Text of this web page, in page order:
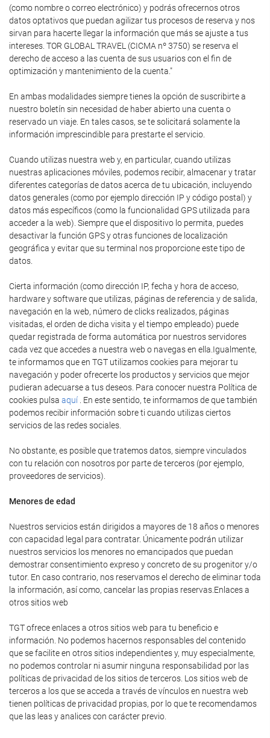
(como nombre o correo electrónico) y podrás ofrecernos otros
datos optativos que puedan agilizar tus procesos de reserva y nos
sirvan para hacerte llegar la información que más se ajuste a tus
intereses. TOR GLOBAL TRAVEL (CICMA nº 3750) se reserva el
derecho de acceso a las cuenta de sus usuarios con el fin de
optimización y mantenimiento de la cuenta."
En ambas modalidades siempre tienes la opción de suscribirte a
nuestro boletín sin necesidad de haber abierto una cuenta o
reservado un viaje. En tales casos, se te solicitará solamente la
información imprescindible para prestarte el servicio.
Cuando utilizas nuestra web y, en particular, cuando utilizas
nuestras aplicaciones móviles, podemos recibir, almacenar y tratar
diferentes categorías de datos acerca de tu ubicación, incluyendo
datos generales (como por ejemplo dirección IP y código postal) y
datos más específicos (como la funcionalidad GPS utilizada para
acceder a la web). Siempre que el dispositivo lo permita, puedes
desactivar la función GPS y otras funciones de localización
geográfica y evitar que su terminal nos proporcione este tipo de
datos.
Cierta información (como dirección IP, fecha y hora de acceso,
hardware y software que utilizas, páginas de referencia y de salida,
navegación en la web, número de clicks realizados, páginas
visitadas, el orden de dicha visita y el tiempo empleado) puede
quedar registrada de forma automática por nuestros servidores
cada vez que accedes a nuestra web o navegas en ella.Igualmente,
te informamos que en TGT utilizamos cookies para mejorar tu
navegación y poder ofrecerte los productos y servicios que mejor
pudieran adecuarse a tus deseos. Para conocer nuestra Política de
cookies pulsa aquí . En este sentido, te informamos de que también
podemos recibir información sobre ti cuando utilizas ciertos
servicios de las redes sociales.
No obstante, es posible que tratemos datos, siempre vinculados
con tu relación con nosotros por parte de terceros (por ejemplo,
proveedores de servicios).
Menores de edad
Nuestros servicios están dirigidos a mayores de 18 años o menores
con capacidad legal para contratar. Únicamente podrán utilizar
nuestros servicios los menores no emancipados que puedan
demostrar consentimiento expreso y concreto de su progenitor y/o
tutor. En caso contrario, nos reservamos el derecho de eliminar toda
la información, así como, cancelar las propias reservas.Enlaces a
otros sitios web
TGT ofrece enlaces a otros sitios web para tu beneficio e
información. No podemos hacernos responsables del contenido
que se facilite en otros sitios independientes y, muy especialmente,
no podemos controlar ni asumir ninguna responsabilidad por las
políticas de privacidad de los sitios de terceros. Los sitios web de
terceros a los que se acceda a través de vínculos en nuestra web
tienen políticas de privacidad propias, por lo que te recomendamos
que las leas y analices con carácter previo.